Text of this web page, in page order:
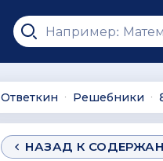
Ответкин ∙ Решебники ∙
НАЗАД К